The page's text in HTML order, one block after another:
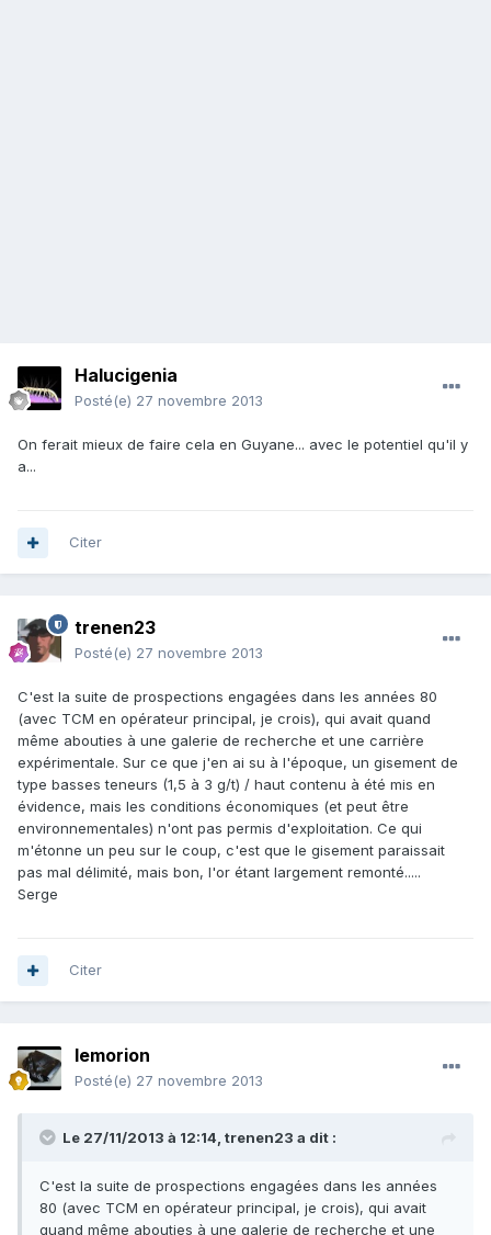
Halucigenia
Posté(e) 27 novembre 2013
On ferait mieux de faire cela en Guyane... avec le potentiel qu'il y
a...
Citer
trenen23
Posté(e) 27 novembre 2013
C'est la suite de prospections engagées dans les années 80
(avec TCM en opérateur principal, je crois), qui avait quand
même abouties à une galerie de recherche et une carrière
expérimentale. Sur ce que j'en ai su à l'époque, un gisement de
type basses teneurs (1,5 à 3 g/t) / haut contenu à été mis en
évidence, mais les conditions économiques (et peut être
environnementales) n'ont pas permis d'exploitation. Ce qui
m'étonne un peu sur le coup, c'est que le gisement paraissait
pas mal délimité, mais bon, l'or étant largement remonté.....
Serge
Citer
lemorion
Posté(e) 27 novembre 2013
Le 27/11/2013 à 12:14, trenen23 a dit :
C'est la suite de prospections engagées dans les années
80 (avec TCM en opérateur principal, je crois), qui avait
quand même abouties à une galerie de recherche et une